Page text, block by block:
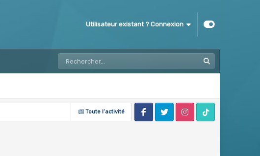
Utilisateur existant ? Connexion
Toute l’activité
FacebookTwitter InstagramTik Tok